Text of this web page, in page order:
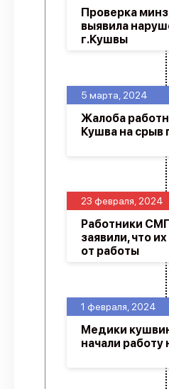
1 февраля, 2024
Медики
начали работу
23 февраля, 2024
Работники
заявили, что
от работы
5 марта, 2024
Жалоба
Кушва на срыв
Проверка
выявила
г.Кушвы